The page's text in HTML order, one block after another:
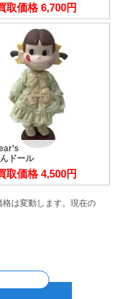
取価格 6,700円
ドール
取価格 4,500円
は変動します。 現在の